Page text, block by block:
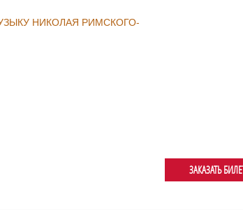
НИКОЛАЯ РИМСКОГО-
ЗАКАЗАТЬ